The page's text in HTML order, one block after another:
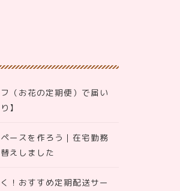
（お花の定期便）で届い
】
ースを作ろう｜在宅勤務
えしました
！おすすめ定期配送サー